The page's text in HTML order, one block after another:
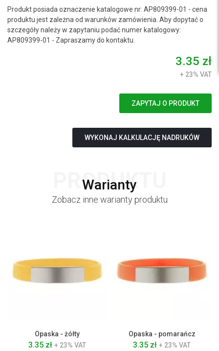
Produkt posiada oznaczenie katalogowe nr: AP809399-01 - cena
produktu jest zależna od warunków zamówienia. Aby dopytać o
szczegóły należy w zapytaniu podać numer katalogowy:
AP809399-01 - Zapraszamy do kontaktu.
3.35 zł
+ 23% VAT
ZAPYTAJ O PRODUKT
WYKONAJ KALKULACJĘ NADRUKÓW
Warianty
PRODUKTU
Zobacz inne warianty produktu
Opaska - żółty
3.35 zł + 23% VAT
Opaska - pomarańcz
3.35 zł + 23% VAT